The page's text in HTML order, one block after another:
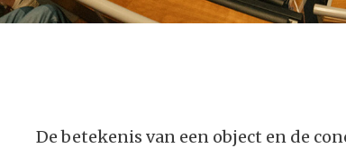
De betekenis van een object en de